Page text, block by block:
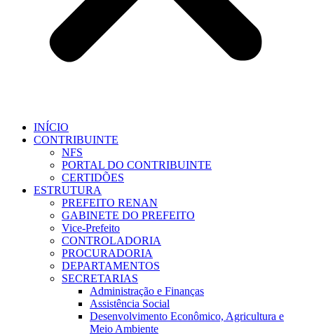
INÍCIO
CONTRIBUINTE
NFS
PORTAL DO CONTRIBUINTE
CERTIDÕES
ESTRUTURA
PREFEITO RENAN
GABINETE DO PREFEITO
Vice-Prefeito
CONTROLADORIA
PROCURADORIA
DEPARTAMENTOS
SECRETARIAS
Administração e Finanças
Assistência Social
Desenvolvimento Econômico, Agricultura e
Meio Ambiente